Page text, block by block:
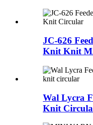
JC-626
Knit Knit
Wal Lycra
Knit